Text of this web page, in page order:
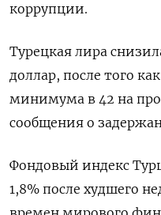
коррупции.
Турецкая лира
доллар, после того
минимума в 42 на
сообщения о
Фондовый индекс
1,8% после худшего